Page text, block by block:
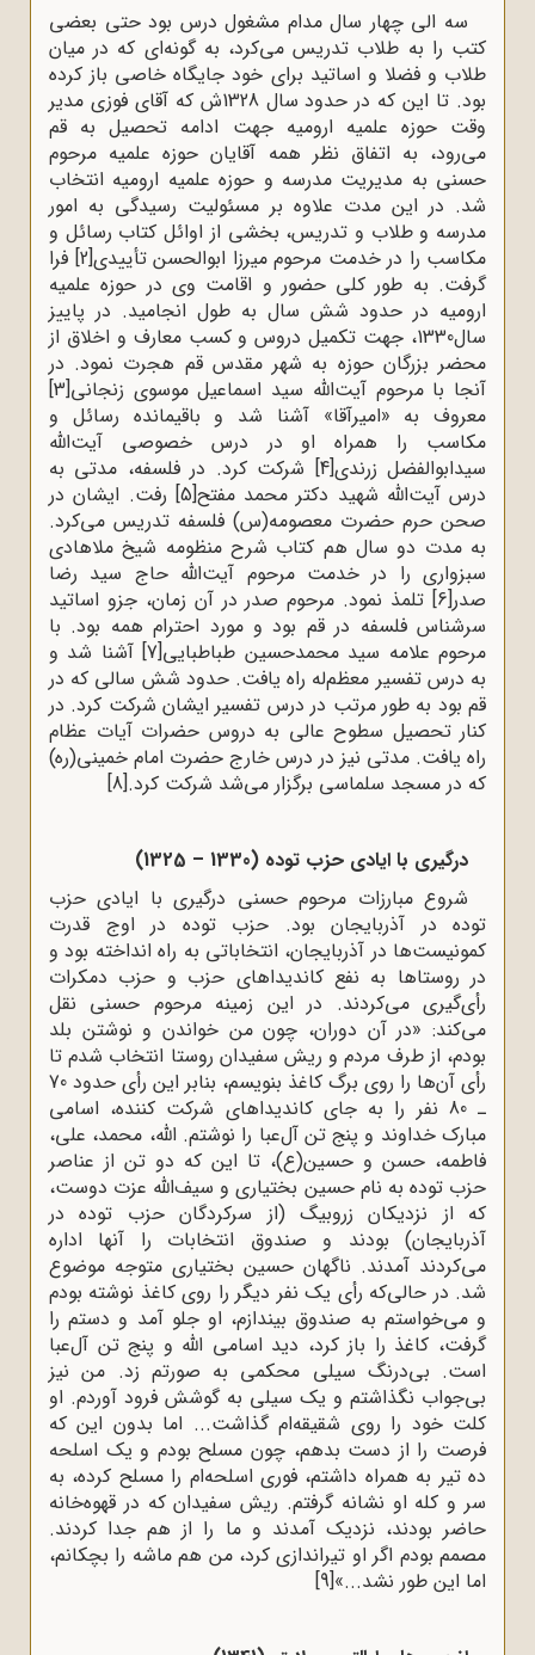
سه الی چهار سال مدام مشغول درس بود حتى بعضى
کتب را به طلاب تدریس مى‌کرد، به گونه‌اى که در میان
طلاب و فضلا و اساتید براى خود جایگاه خاصى باز کرده
بود. تا این ‌که در حدود سال 1328ش که آقاى فوزى مدیر
وقت حوزه علمیه ارومیه جهت ادامه‌ تحصیل به قم
می‌رود، به اتفاق نظر همه‌ آقایان حوزه علمیه مرحوم
حسنی به مدیریت مدرسه و حوزه‌ علمیه ارومیه انتخاب
شد. در این مدت علاوه بر مسئولیت رسیدگى به امور
مدرسه و طلاب و تدریس، بخشى از اوائل کتاب رسائل و
مکاسب را در خدمت مرحوم میرزا ابوالحسن تأییدى[2]
فرا
گرفت. به طور کلى حضور و اقامت وی در حوزه‌ علمیه
ارومیه در حدود شش سال به طول انجامید. در پاییز
سال1330، جهت تکمیل دروس و کسب معارف و اخلاق از
محضر بزرگان حوزه به شهر مقدس قم هجرت نمود. در
آنجا با مرحوم آیت‌الله سید اسماعیل موسوى زنجانى[3]
معروف به «امیرآقا» آشنا شد و باقیمانده‌ رسائل و
مکاسب را همراه او در درس خصوصى آیت‌الله
سیدابوالفضل زرندى[4]
شرکت کرد. در فلسفه، مدتى به
درس آیت‌الله شهید دکتر محمد مفتح[5]
رفت. ایشان در
صحن حرم حضرت معصومه(س) فلسفه تدریس مى‌کرد.
به مدت دو سال هم کتاب شرح منظومه شیخ ملاهادى
سبزوارى را در خدمت مرحوم آیت‌الله حاج سید رضا
صدر[6]
تلمذ نمود. مرحوم صدر در آن زمان، جزو اساتید
سرشناس فلسفه در قم بود و مورد احترام همه بود. با
مرحوم علامه‌ سید محمدحسین طباطبایى[7]
آشنا شد و
به درس تفسیر معظم‌له راه یافت. حدود شش سالى که در
قم بود به طور مرتب در درس تفسیر ایشان شرکت کرد. در
کنار تحصیل سطوح عالى به دروس حضرات آیات عظام
راه یافت. مدتى نیز در درس خارج حضرت امام خمینى(ره)
که در مسجد سلماسى برگزار مى‌شد شرکت ‌کرد.[8]
درگیرى با ایادى حزب توده (1330 –
شروع مبارزات مرحوم حسنی درگیری با ایادی حزب
توده در آذربایجان بود. حزب توده در اوج قدرت
کمونیست‌ها در آذربایجان، انتخاباتى به راه انداخته بود و
در روستاها به نفع کاندیداهاى حزب و حزب دمکرات
رأى‌گیرى مى‌کردند. در این زمینه مرحوم حسنی نقل
می‌کند: «در آن دوران، چون من خواندن و نوشتن بلد
بودم، از طرف مردم و ریش سفیدان روستا انتخاب شدم تا
رأى آن‌ها را روى برگ کاغذ بنویسم، بنابر این رأى حدود 70
ـ 80 نفر را به جاى کاندیداهاى شرکت کننده، اسامى
مبارک خداوند و پنج تن آل‌عبا را نوشتم. الله، محمد، على،
فاطمه، حسن و حسین(ع)، تا این ‌که دو تن از عناصر
حزب توده به نام حسین بختیارى و سیف‌الله عزت دوست،
که از نزدیکان زروبیگ (از سرکردگان حزب توده در
آذربایجان) بودند و صندوق انتخابات را آنها اداره
مى‌کردند آمدند. ناگهان حسین بختیارى متوجه موضوع
شد. در حالى‌که رأى یک نفر دیگر را روى کاغذ نوشته بودم
و مى‌خواستم به صندوق بیندازم، او جلو آمد و دستم را
گرفت، کاغذ را باز کرد، دید اسامى الله و پنج تن آل‌عبا
است. بى‌درنگ سیلى محکمى به صورتم زد. من نیز
بى‌جواب نگذاشتم و یک سیلى به گوشش فرود آوردم. او
کلت خود را روى شقیقه‌ام گذاشت... اما بدون این ‌که
فرصت را از دست بدهم، چون مسلح بودم و یک اسلحه‌
ده تیر به همراه داشتم، فورى اسلحه‌ام را مسلح کرده، به
سر و کله‌ او نشانه گرفتم. ریش سفیدان که در قهوه‌خانه
حاضر بودند، نزدیک آمدند و ما را از هم جدا کردند.
مصمم بودم اگر او تیراندازى کرد، من هم ماشه را بچکانم،
اما این طور نشد...»[9]